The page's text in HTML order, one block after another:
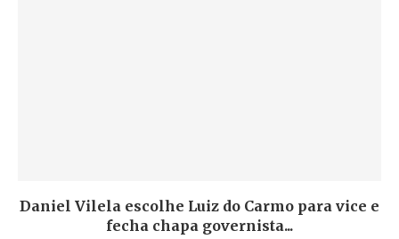
Daniel Vilela escolhe Luiz do Carmo para vice e
fecha chapa governista...